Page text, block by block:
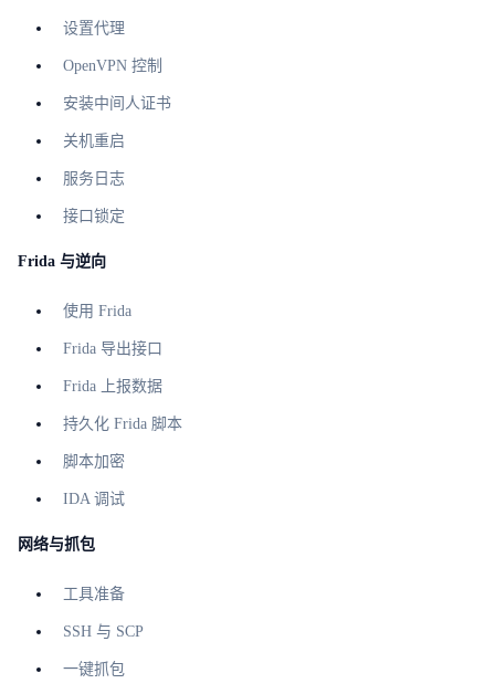
设置代理
OpenVPN 控制
安装中间人证书
关机重启
服务日志
接口锁定
Frida 与逆向
使用 Frida
Frida 导出接口
Frida 上报数据
持久化 Frida 脚本
脚本加密
IDA 调试
网络与抓包
工具准备
SSH 与 SCP
一键抓包